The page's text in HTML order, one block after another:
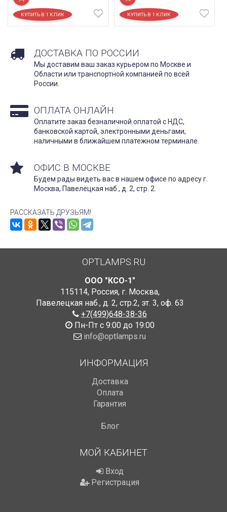
ДОСТАВКА ПО РОССИИ
Мы доставим ваш заказ курьером по Москве и
Области или транспортной компанией по всей
России.
ОПЛАТА ОНЛАЙН
Оплатите заказ безналичной оплатой с НДС,
банковской картой, электронными деньгами,
наличными в ближайшем платежном терминале.
ОФИС В МОСКВЕ
Будем рады видеть вас в нашем офисе по адресу г.
Москва, Павелецкая наб., д. 2, стр. 2.
РАССКАЗАТЬ ДРУЗЬЯМ!
OPTLAMPS.RU
ООО "КСО-1"
115114, Россия, г. Москва,
Павелецкая наб., д. 2, стр.2, эт. 3, оф. 63
+7(499)648-38-36
Пн-Пт с 9:00 до 19:00
info@optlamps.ru
ИНФОРМАЦИЯ
Доставка
Оплата
Гарантия
Блог
МОЙ КАБИНЕТ
Вход
Регистрация